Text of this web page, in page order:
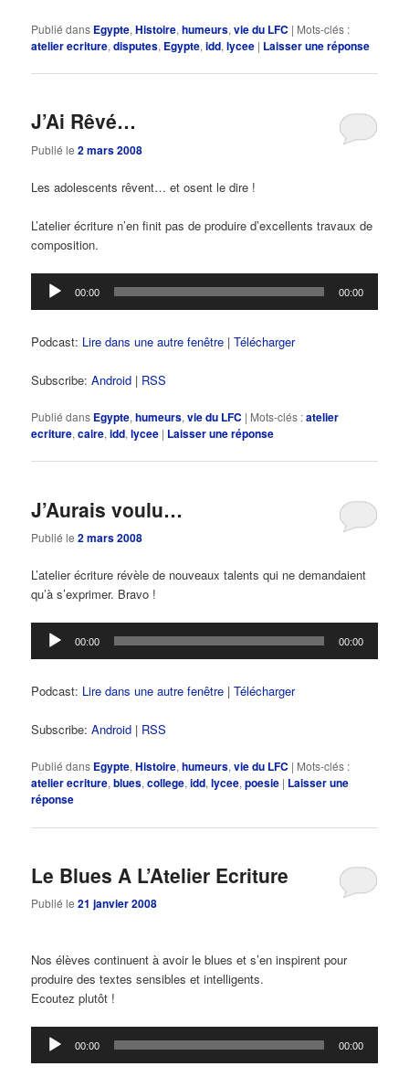
Publié dans Egypte,Histoire,humeurs,vie du LFC | Mots-clés :
atelier ecriture,disputes, Egypte,idd,lycee | Laisser une réponse
J’Ai Rêvé…
Publié le2 mars 2008
Les adolescents rêvent… et osent le dire !
L’atelier écriture n’en finit pas de produire d’excellents travaux de
composition.
Lecteur
audio
00:00 00:00
Podcast: Lire dans une autre fenêtre |Télécharger
Subscribe:Android | RSS
Publié dans Egypte,humeurs,vie du LFC | Mots-clés :atelier
ecriture,caire,idd,lycee | Laisser une réponse
J’Aurais voulu…
Publié le2 mars 2008
L’atelier écriture révèle de nouveaux talents qui ne demandaient
qu’à s’exprimer. Bravo !
Lecteur
audio
00:00 00:00
Podcast: Lire dans une autre fenêtre |Télécharger
Subscribe:Android | RSS
Publié dans Egypte,Histoire,humeurs,vie du LFC | Mots-clés :
atelier ecriture,blues,college,idd,lycee,poesie | Laisser une
réponse
Le Blues A L’Atelier Ecriture
Publié le21 janvier 2008
Nos élèves continuent à avoir le blues et s’en inspirent pour
produire des textes sensibles et intelligents.
Ecoutez plutôt !
Lecteur
audio
00:00 00:00